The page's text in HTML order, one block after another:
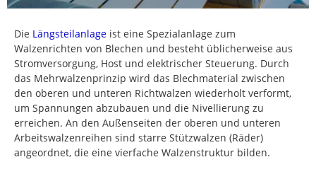
Die Längsteilanlage ist eine Spezialanlage zum
Walzenrichten von Blechen und besteht üblicherweise aus
Stromversorgung, Host und elektrischer Steuerung. Durch
das Mehrwalzenprinzip wird das Blechmaterial zwischen
den oberen und unteren Richtwalzen wiederholt verformt,
um Spannungen abzubauen und die Nivellierung zu
erreichen. An den Außenseiten der oberen und unteren
Arbeitswalzenreihen sind starre Stützwalzen (Räder)
angeordnet, die eine vierfache Walzenstruktur bilden.